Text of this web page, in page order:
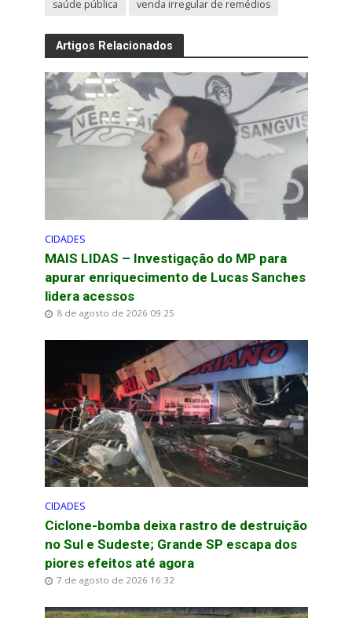
saúde pública venda irregular de remédios
Artigos Relacionados
CIDADES
MAIS LIDAS – Investigação do MP para
apurar enriquecimento de Lucas Sanches
lidera acessos
8 de agosto de 2026 09:25
CIDADES
Ciclone-bomba deixa rastro de destruição
no Sul e Sudeste; Grande SP escapa dos
piores efeitos até agora
7 de agosto de 2026 16:32